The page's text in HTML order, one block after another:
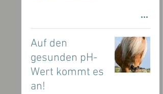
Auf den
gesunden pH-
Wert kommt es
an!